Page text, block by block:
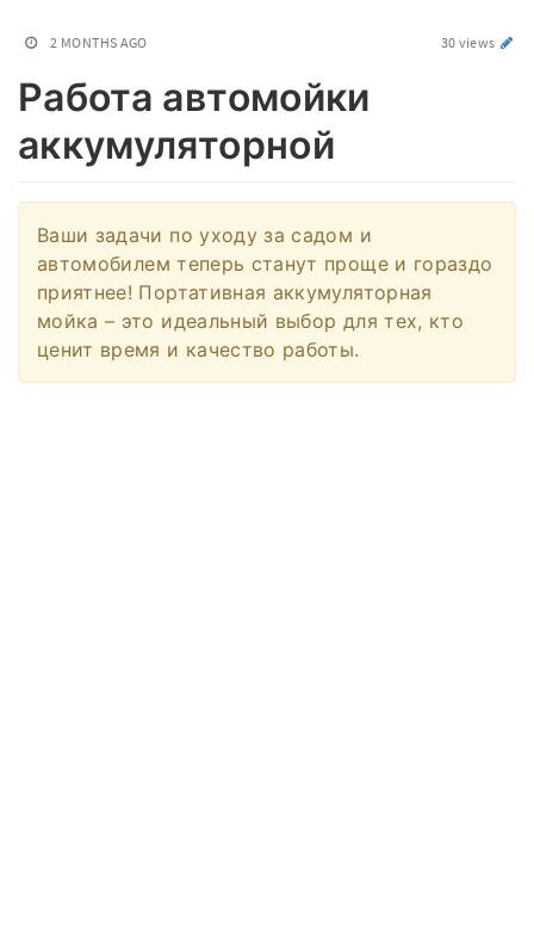
2 MONTHS AGO 30 views
Работа автомойки
аккумуляторной
Ваши задачи по уходу за садом и
автомобилем теперь станут проще и гораздо
приятнее! Портативная аккумуляторная
мойка – это идеальный выбор для тех, кто
ценит время и качество работы.